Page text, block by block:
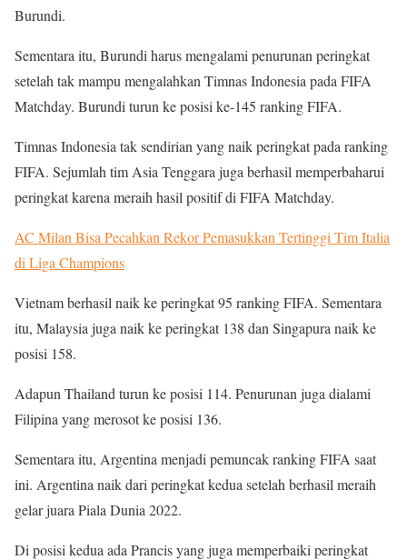
Burundi.
Sementara itu, Burundi harus mengalami penurunan peringkat
setelah tak mampu mengalahkan Timnas Indonesia pada FIFA
Matchday. Burundi turun ke posisi ke-145 ranking FIFA.
Timnas Indonesia tak sendirian yang naik peringkat pada ranking
FIFA. Sejumlah tim Asia Tenggara juga berhasil memperbaharui
peringkat karena meraih hasil positif di FIFA Matchday.
AC Milan Bisa Pecahkan Rekor Pemasukkan Tertinggi Tim Italia
di Liga Champions
Vietnam berhasil naik ke peringkat 95 ranking FIFA. Sementara
itu, Malaysia juga naik ke peringkat 138 dan Singapura naik ke
posisi 158.
Adapun Thailand turun ke posisi 114. Penurunan juga dialami
Filipina yang merosot ke posisi 136.
Sementara itu, Argentina menjadi pemuncak ranking FIFA saat
ini. Argentina naik dari peringkat kedua setelah berhasil meraih
gelar juara Piala Dunia 2022.
Di posisi kedua ada Prancis yang juga memperbaiki peringkat